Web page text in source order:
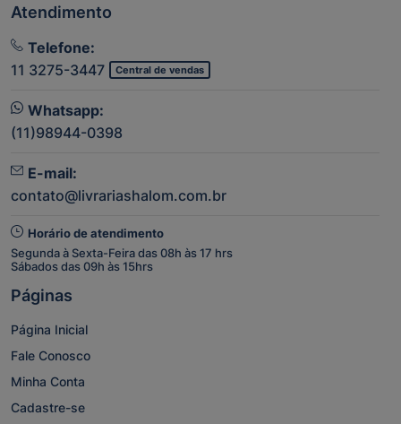
Atendimento
Telefone:
11 3275-3447
Central de vendas
Whatsapp:
(11)98944-0398
E-mail:
contato@livrariashalom.com.br
Horário de atendimento
Segunda à Sexta-Feira das 08h às 17 hrs
Sábados das 09h às 15hrs
Páginas
Página Inicial
Fale Conosco
Minha Conta
Cadastre-se